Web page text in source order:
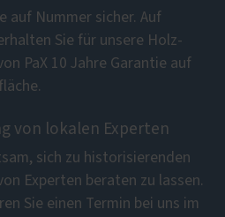
auf Nummer sicher. Auf
Sie für unsere Holz-
PaX 10 Jahre Garantie auf
von lokalen Experten
sich zu historisierenden
Experten beraten zu lassen.
Sie einen Termin bei uns im